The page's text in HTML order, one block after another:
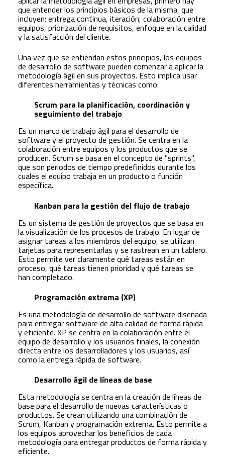
que entender los principios básicos de la misma, que
incluyen: entrega continua, iteración, colaboración entre
equipos, priorización de requisitos, enfoque en la calidad
y la satisfacción del cliente.
Una vez que se entiendan estos principios, los equipos
de desarrollo de software pueden comenzar a aplicar la
metodología ágil en sus proyectos. Esto implica usar
diferentes herramientas y técnicas como:
Scrum para la planificación, coordinación y
seguimiento del trabajo
Es un marco de trabajo ágil para el desarrollo de
software y el proyecto de gestión. Se centra en la
colaboración entre equipos y los productos que se
producen. Scrum se basa en el concepto de "sprints",
que son periodos de tiempo predefinidos durante los
cuales el equipo trabaja en un producto o función
específica.
Kanban para la gestión del flujo de trabajo
Es un sistema de gestión de proyectos que se basa en
la visualización de los procesos de trabajo. En lugar de
asignar tareas a los miembros del equipo, se utilizan
tarjetas para representarlas y se rastrean en un tablero.
Esto permite ver claramente qué tareas están en
proceso, qué tareas tienen prioridad y qué tareas se
han completado.
Programación extrema (XP)
Es una metodología de desarrollo de software diseñada
para entregar software de alta calidad de forma rápida
y eficiente. XP se centra en la colaboración entre el
equipo de desarrollo y los usuarios finales, la conexión
directa entre los desarrolladores y los usuarios, así
como la entrega rápida de software.
Desarrollo ágil de líneas de base
Esta metodología se centra en la creación de líneas de
base para el desarrollo de nuevas características o
productos. Se crean utilizando una combinación de
Scrum, Kanban y programación extrema. Esto permite a
los equipos aprovechar los beneficios de cada
metodología para entregar productos de forma rápida y
eficiente.